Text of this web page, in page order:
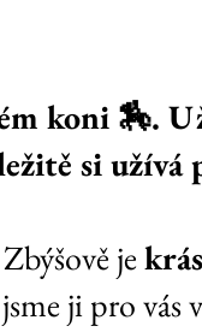
koni 🏇.
si
je
ji pro vás